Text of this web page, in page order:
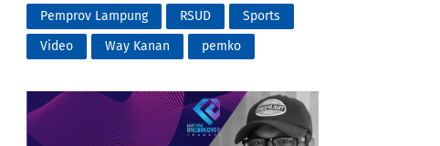
Pemprov Lampung
RSUD
Sports
Video
Way Kanan pemko